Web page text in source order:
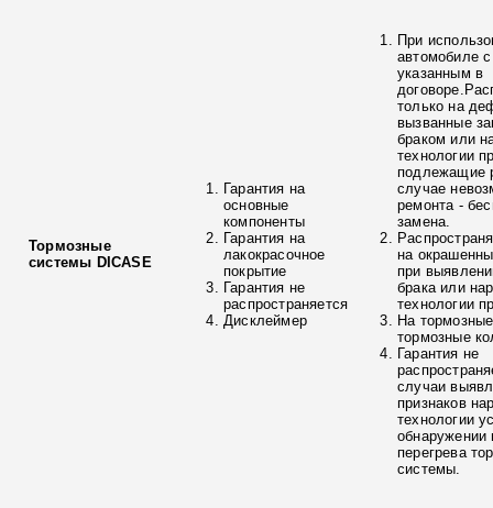
Тормозные
системы DICASE
Гарантия на
основные
компоненты
Гарантия на
лакокрасочное
покрытие
Гарантия не
распространяется
Дисклеймер
При
автомобиле
указанным в
только на
вызванные
браком или
технологии
подлежащие
случае
ремонта -
замена.
на
при
брака или
технологии
На
тормозные
Гарантия не
случаи
признаков
технологии
обнаружении
перегрева
системы.